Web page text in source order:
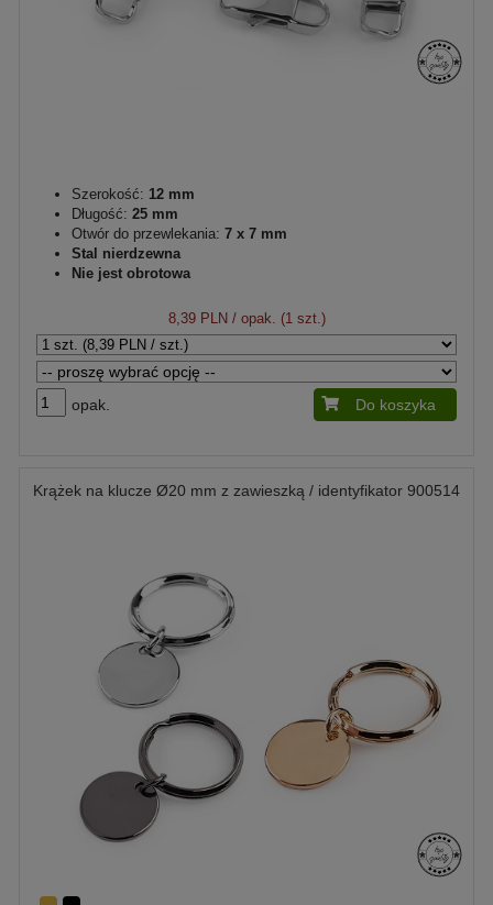
Szerokość: 12 mm
Długość: 25 mm
Otwór do przewlekania: 7 x 7 mm
Stal nierdzewna
Nie jest obrotowa
8,39 PLN / opak. (1 szt.)
opak. Do koszyka
Krążek na klucze Ø20 mm z zawieszką / identyfikator 900514